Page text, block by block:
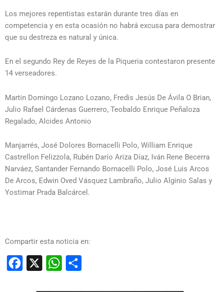
Los mejores repentistas estarán durante tres días en
competencia y en esta ocasión no habrá excusa para demostrar
que su destreza es natural y única.
En el segundo Rey de Reyes de la Piqueria contestaron presente
14 verseadores.
Martin Domingo Lozano Lozano, Fredis Jesús De Ávila O Brian,
Julio Rafael Cárdenas Guerrero, Teobaldo Enrique Peñaloza
Regalado, Alcides Antonio
Manjarrés, José Dolores Bornacelli Polo, William Enrique
Castrellon Felizzola, Rubén Darío Ariza Díaz, Iván Rene Becerra
Narváez, Santander Fernando Bornacelli Polo, José Luis Arcos
De Arcos, Edwin Oved Vásquez Lambraño, Julio Alginio Salas y
Yostimar Prada Balcárcel.
Compartir esta noticia en:
Facebook
X WhatsApp